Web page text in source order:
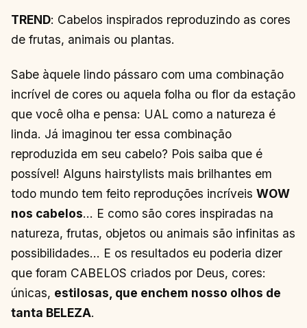
TREND: Cabelos inspirados reproduzindo as cores
de frutas, animais ou plantas.
Sabe àquele lindo pássaro com uma combinação
incrível de cores ou aquela folha ou flor da estação
que você olha e pensa: UAL como a natureza é
linda. Já imaginou ter essa combinação
reproduzida em seu cabelo? Pois saiba que é
possível! Alguns hairstylists mais brilhantes em
todo mundo tem feito reproduções incríveis WOW
nos cabelos… E como são cores inspiradas na
natureza, frutas, objetos ou animais são infinitas as
possibilidades… E os resultados eu poderia dizer
que foram CABELOS criados por Deus, cores:
únicas, estilosas, que enchem nosso olhos de
tanta BELEZA.